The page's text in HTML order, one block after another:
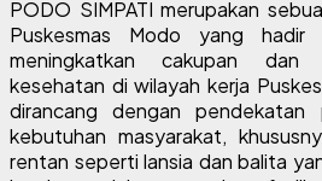
PODO SIMPATI merupakan
Puskesmas Modo yang hadir
meningkatkan cakupan dan
kesehatan di wilayah kerja
dirancang dengan
kebutuhan masyarakat,
rentan seperti lansia dan balita